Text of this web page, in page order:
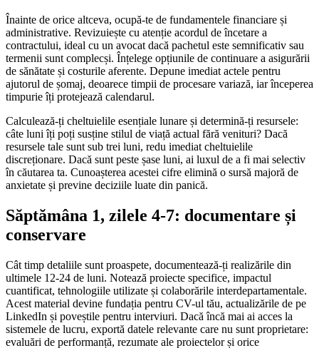
Înainte de orice altceva, ocupă-te de fundamentele financiare și
administrative. Revizuiește cu atenție acordul de încetare a
contractului, ideal cu un avocat dacă pachetul este semnificativ sau
termenii sunt complecși. Înțelege opțiunile de continuare a asigurării
de sănătate și costurile aferente. Depune imediat actele pentru
ajutorul de șomaj, deoarece timpii de procesare variază, iar începerea
timpurie îți protejează calendarul.
Calculează-ți cheltuielile esențiale lunare și determină-ți resursele:
câte luni îți poți susține stilul de viață actual fără venituri? Dacă
resursele tale sunt sub trei luni, redu imediat cheltuielile
discreționare. Dacă sunt peste șase luni, ai luxul de a fi mai selectiv
în căutarea ta. Cunoașterea acestei cifre elimină o sursă majoră de
anxietate și previne deciziile luate din panică.
Săptămâna 1, zilele 4-7: documentare și
conservare
Cât timp detaliile sunt proaspete, documentează-ți realizările din
ultimele 12-24 de luni. Notează proiecte specifice, impactul
cuantificat, tehnologiile utilizate și colaborările interdepartamentale.
Acest material devine fundația pentru CV-ul tău, actualizările de pe
LinkedIn și poveștile pentru interviuri. Dacă încă mai ai acces la
sistemele de lucru, exportă datele relevante care nu sunt proprietare:
evaluări de performanță, rezumate ale proiectelor și orice